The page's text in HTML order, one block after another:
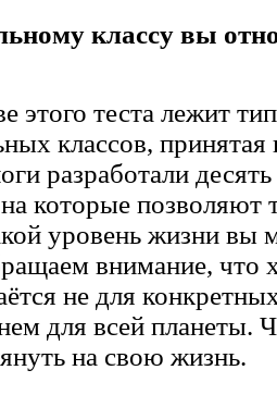
классу вы
этого теста лежит
классов,
разработали
которые позволяют
уровень жизни вы
внимание, что
не для
для всей планеты.
на свою жизнь.